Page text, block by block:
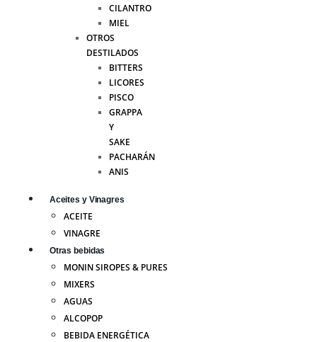
CILANTRO
MIEL
OTROS
DESTILADOS
BITTERS
LICORES
PISCO
GRAPPA
Y
SAKE
PACHARÁN
ANIS
Aceites y Vinagres
ACEITE
VINAGRE
Otras bebidas
MONIN SIROPES & PURES
MIXERS
AGUAS
ALCOPOP
BEBIDA ENERGÉTICA